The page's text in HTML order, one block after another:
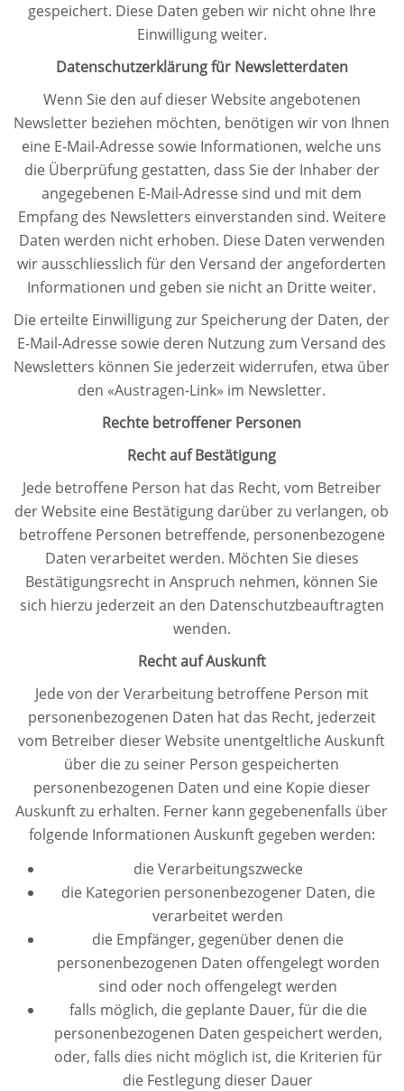
gespeichert. Diese Daten geben wir nicht ohne Ihre
Einwilligung weiter.
Datenschutzerklärung für Newsletterdaten
Wenn Sie den auf dieser Website angebotenen
Newsletter beziehen möchten, benötigen wir von Ihnen
eine E-Mail-Adresse sowie Informationen, welche uns
die Überprüfung gestatten, dass Sie der Inhaber der
angegebenen E-Mail-Adresse sind und mit dem
Empfang des Newsletters einverstanden sind. Weitere
Daten werden nicht erhoben. Diese Daten verwenden
wir ausschliesslich für den Versand der angeforderten
Informationen und geben sie nicht an Dritte weiter.
Die erteilte Einwilligung zur Speicherung der Daten, der
E-Mail-Adresse sowie deren Nutzung zum Versand des
Newsletters können Sie jederzeit widerrufen, etwa über
den «Austragen-Link» im Newsletter.
Rechte betroffener Personen
Recht auf Bestätigung
Jede betroffene Person hat das Recht, vom Betreiber
der Website eine Bestätigung darüber zu verlangen, ob
betroffene Personen betreffende, personenbezogene
Daten verarbeitet werden. Möchten Sie dieses
Bestätigungsrecht in Anspruch nehmen, können Sie
sich hierzu jederzeit an den Datenschutzbeauftragten
wenden.
Recht auf Auskunft
Jede von der Verarbeitung betroffene Person mit
personenbezogenen Daten hat das Recht, jederzeit
vom Betreiber dieser Website unentgeltliche Auskunft
über die zu seiner Person gespeicherten
personenbezogenen Daten und eine Kopie dieser
Auskunft zu erhalten. Ferner kann gegebenenfalls über
folgende Informationen Auskunft gegeben werden:
die Verarbeitungszwecke
die Kategorien personenbezogener Daten, die
verarbeitet werden
die Empfänger, gegenüber denen die
personenbezogenen Daten offengelegt worden
sind oder noch offengelegt werden
falls möglich, die geplante Dauer, für die die
personenbezogenen Daten gespeichert werden,
oder, falls dies nicht möglich ist, die Kriterien für
die Festlegung dieser Dauer